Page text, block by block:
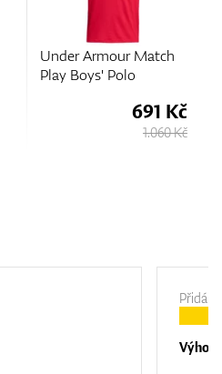
Under Armour Match
Play Boys' Polo
691 Kč
1.060 Kč